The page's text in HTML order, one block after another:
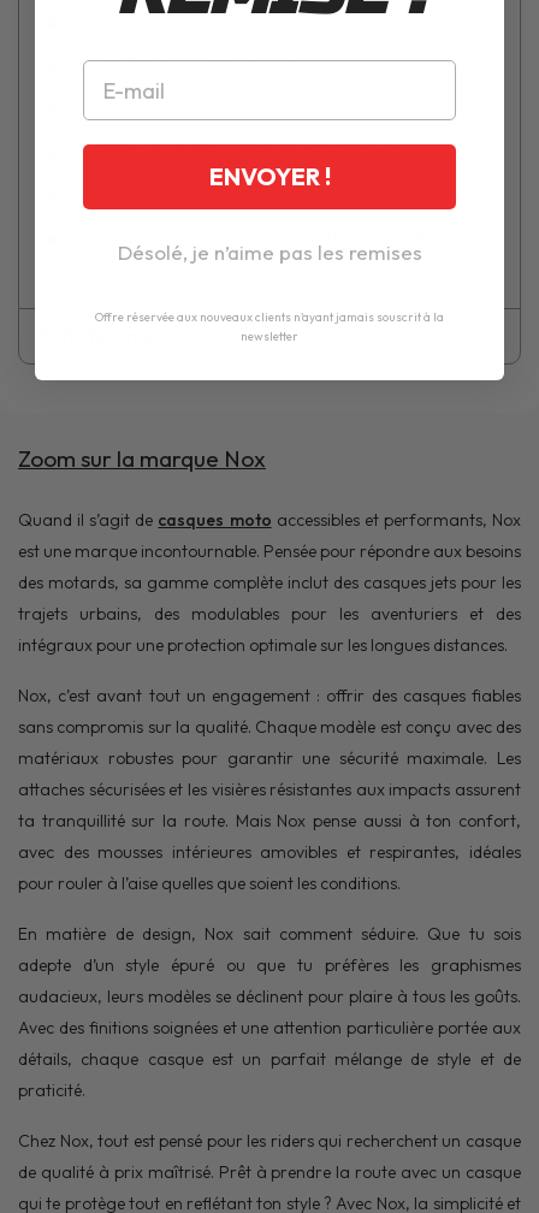
Jugulaire : boucle micrométrique
Livré avec sa housse de transport
Poids : 1250 gr (+/- 50 gr)
Casque jet vintage homologué ECE 22.06
Casquette noire incluse
Zoom sur la marque Nox
Quand il s’agit de casques moto accessibles et performants, Nox
est une marque incontournable. Pensée pour répondre aux besoins
des motards, sa gamme complète inclut des casques jets pour les
trajets urbains, des modulables pour les aventuriers et des
intégraux pour une protection optimale sur les longues distances.
Nox, c’est avant tout un engagement : offrir des casques fiables
sans compromis sur la qualité. Chaque modèle est conçu avec des
matériaux robustes pour garantir une sécurité maximale. Les
attaches sécurisées et les visières résistantes aux impacts assurent
ta tranquillité sur la route. Mais Nox pense aussi à ton confort,
avec des mousses intérieures amovibles et respirantes, idéales
pour rouler à l’aise quelles que soient les conditions.
En matière de design, Nox sait comment séduire. Que tu sois
adepte d’un style épuré ou que tu préfères les graphismes
audacieux, leurs modèles se déclinent pour plaire à tous les goûts.
Avec des finitions soignées et une attention particulière portée aux
détails, chaque casque est un parfait mélange de style et de
praticité.
Chez Nox, tout est pensé pour les riders qui recherchent un casque
de qualité à prix maîtrisé. Prêt à prendre la route avec un casque
qui te protège tout en reflétant ton style ? Avec Nox, la simplicité et
ENVOYER !
Désolé, je n’aime pas les remises
Offre réservée aux nouveaux clients n'ayant jamais souscrit à la
newsletter